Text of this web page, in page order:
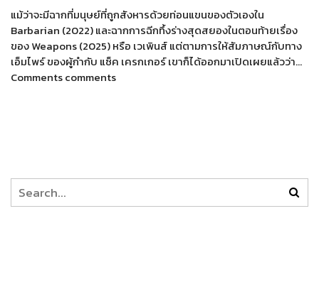
แม้ว่าจะมีฉากที่มนุษย์ที่ถูกสังหารด้วยท่อนแขนของตัวเองใน
Barbarian (2022) และฉากการฉีกทึ้งร่างสุดสยองในตอนท้ายเรื่อง
ของ Weapons (2025) หรือ เวเพินส์ แต่ตามการให้สัมภาษณ์กับทาง
เอ็มไพร์ ของผู้กำกับ แซ็ค เครกเกอร์ เขาก็ได้ออกมาเปิดเผยแล้วว่า…
Comments comments